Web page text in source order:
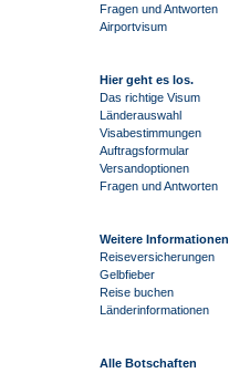
Fragen und Antworten
Airportvisum
Hier geht es los.
Das richtige Visum
Länderauswahl
Visabestimmungen
Auftragsformular
Versandoptionen
Fragen und Antworten
Weitere Informationen
Reiseversicherungen
Gelbfieber
Reise buchen
Länderinformationen
Alle Botschaften